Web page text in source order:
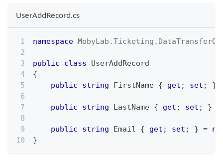
UserAddRecord.cs
namespace MobyLab .Ticketing .
public class
UserAddRecord
{
public
string FirstName { get ; set ; }
public string LastName { get ; set ; }
public string Email { get ; set ; } =
}